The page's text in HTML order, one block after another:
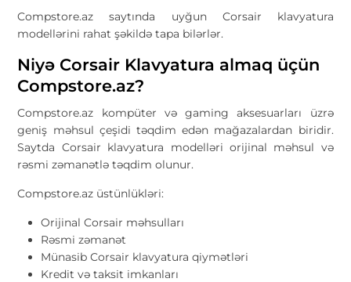
Compstore.az saytında uyğun Corsair klavyatura
modellərini rahat şəkildə tapa bilərlər.
Niyə Corsair Klavyatura almaq üçün
Compstore.az?
Compstore.az kompüter və gaming aksesuarları üzrə
geniş məhsul çeşidi təqdim edən mağazalardan biridir.
Saytda Corsair klavyatura modelləri orijinal məhsul və
rəsmi zəmanətlə təqdim olunur.
Compstore.az üstünlükləri:
Orijinal Corsair məhsulları
Rəsmi zəmanət
Münasib Corsair klavyatura qiymətləri
Kredit və taksit imkanları